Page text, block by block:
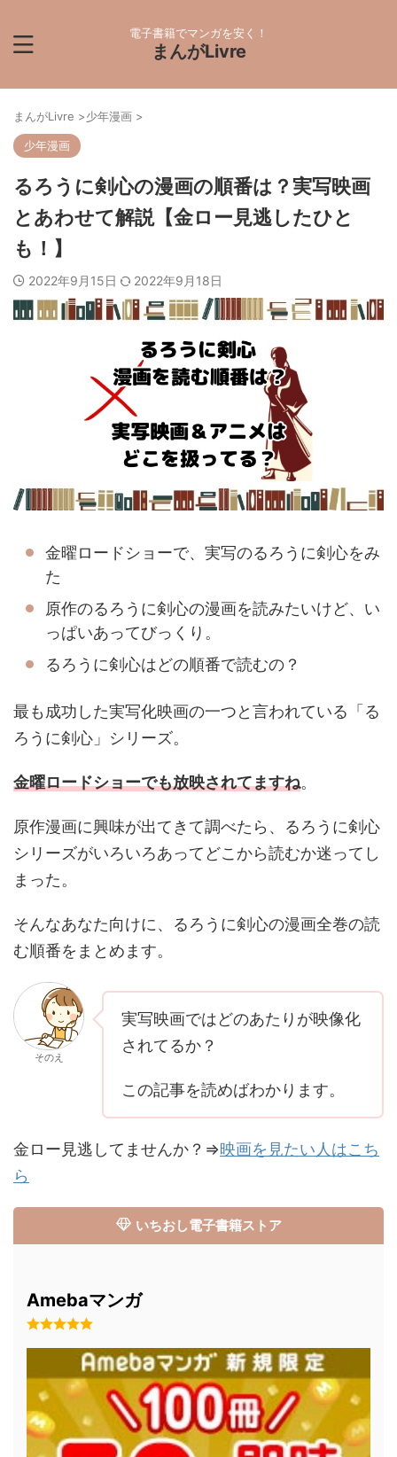
電子書籍でマンガを安く！
まんがLivre
まんがLivre >少年漫画 >
少年漫画
るろうに剣心の漫画の順番は？実写映画
とあわせて解説【金ロー見逃したひと
も！】
2022年9月15日 2022年9月18日
金曜ロードショーで、実写のるろうに剣心をみ
た
原作のるろうに剣心の漫画を読みたいけど、い
っぱいあってびっくり。
るろうに剣心はどの順番で読むの？
最も成功した実写化映画の一つと言われている「る
ろうに剣心」シリーズ。
金曜ロードショーでも放映されてますね。
原作漫画に興味が出てきて調べたら、るろうに剣心
シリーズがいろいろあってどこから読むか迷ってし
まった。
そんなあなた向けに、るろうに剣心の漫画全巻の読
む順番をまとめます。
そのえ
実写映画ではどのあたりが映像化
されてるか？
この記事を読めばわかります。
金ロー見逃してませんか？⇒映画を見たい人はこち
ら
いちおし電子書籍ストア
Amebaマンガ